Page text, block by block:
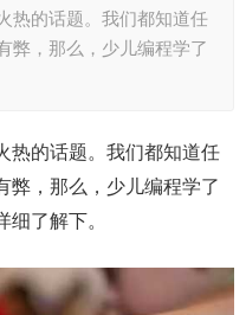
热的话题。我们都知道任
弊，那么，少儿编程学了
热的话题。我们都知道任
弊，那么，少儿编程学了
了解下。